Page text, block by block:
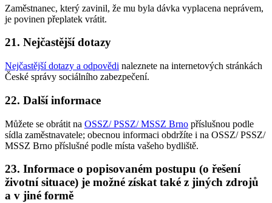
Zaměstnanec, který zavinil, že mu byla dávka vyplacena neprávem,
je povinen přeplatek vrátit.
21. Nejčastější dotazy
Nejčastější dotazy a odpovědi naleznete na internetových stránkách
České správy sociálního zabezpečení.
22. Další informace
Můžete se obrátit na OSSZ/ PSSZ/ MSSZ Brno příslušnou podle
sídla zaměstnavatele; obecnou informaci obdržíte i na OSSZ/ PSSZ/
MSSZ Brno příslušné podle místa vašeho bydliště.
23. Informace o popisovaném postupu (o řešení
životní situace) je možné získat také z jiných zdrojů
a v jiné formě